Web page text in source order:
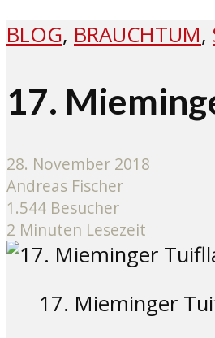
BLOG, BRAUCHTUM,
17.
28. November 2018
Andreas Fischer
1.544 Besucher
2 Minuten Lesezeit
17. Mieminger